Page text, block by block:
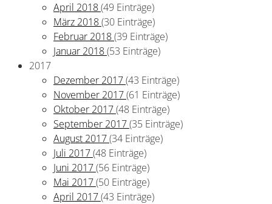
April 2018(49 Einträge)
März 2018(30 Einträge)
Februar 2018(39 Einträge)
Januar 2018(53 Einträge)
2017
Dezember 2017(43 Einträge)
November 2017(61 Einträge)
Oktober 2017(48 Einträge)
September 2017(35 Einträge)
August 2017(34 Einträge)
Juli 2017(48 Einträge)
Juni 2017(56 Einträge)
Mai 2017(50 Einträge)
April 2017(43 Einträge)